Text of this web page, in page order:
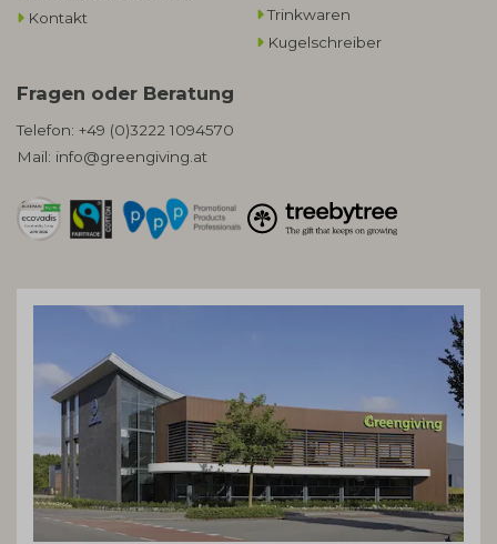
Kontakt
Trinkwaren
Kugelschreiber
Fragen oder Beratung
Telefon: +49 (0)3222 1094570
Mail: info@greengiving.at